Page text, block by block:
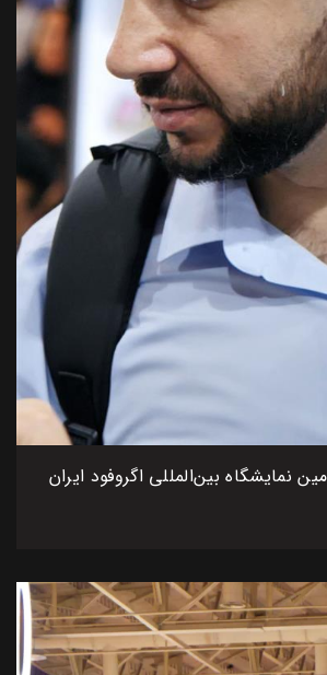
نمایشگاه بین‌المللی اگروفود ایران